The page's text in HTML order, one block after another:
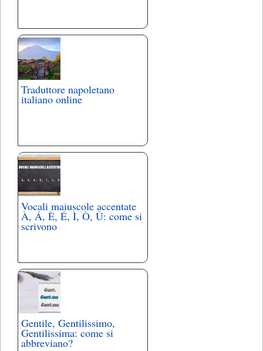
Traduttore napoletano
italiano online
Vocali maiuscole accentate
À, Á, È, É, Ì, Ò, Ù: come si
scrivono
Gentile, Gentilissimo,
Gentilissima: come si
abbreviano?